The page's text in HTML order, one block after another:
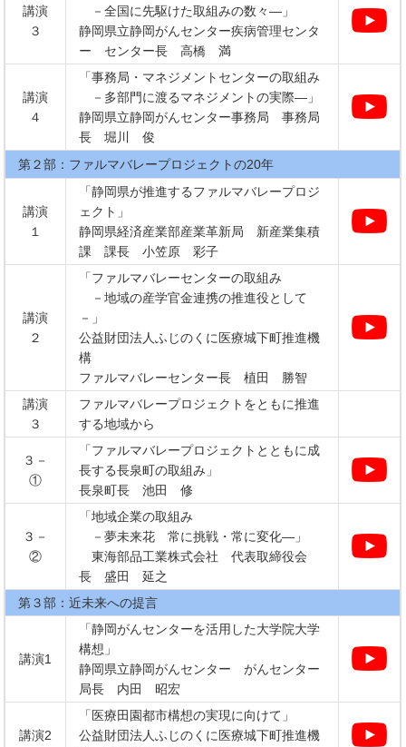
講演
３
－全国に先駆けた取組みの数々―」
静岡県立静岡がんセンター疾病管理センタ
ー センター長 高橋 満
講演
４
「事務局・マネジメントセンターの取組み
－多部門に渡るマネジメントの実際―」
静岡県立静岡がんセンター事務局 事務局
長 堀川 俊
第２部：ファルマバレープロジェクトの20年
講演
１
「静岡県が推進するファルマバレープロジ
ェクト」
静岡県経済産業部産業革新局 新産業集積
課 課長 小笠原 彩子
講演
２
「ファルマバレーセンターの取組み
－地域の産学官金連携の推進役として
－」
公益財団法人ふじのくに医療城下町推進機
構
ファルマバレーセンター長 植田 勝智
講演
３
ファルマバレープロジェクトをともに推進
する地域から
３－
①
「ファルマバレープロジェクトとともに成
長する長泉町の取組み」
長泉町長 池田 修
３－
②
「地域企業の取組み
－夢未来花 常に挑戦・常に変化―」
東海部品工業株式会社 代表取締役会
長 盛田 延之
第３部：近未来への提言
講演1
「静岡がんセンターを活用した大学院大学
構想」
静岡県立静岡がんセンター がんセンター
局長 内田 昭宏
講演2
「医療田園都市構想の実現に向けて」
公益財団法人ふじのくに医療城下町推進機